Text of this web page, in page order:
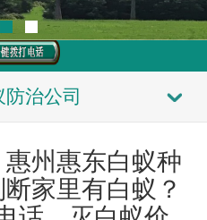
治公司
州惠东白蚁种
家里有白蚁？